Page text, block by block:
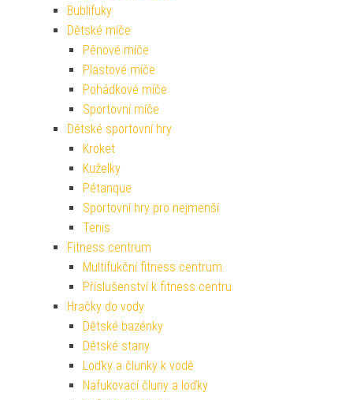
Bublifuky
Dětské míče
Pěnové míče
Plastové míče
Pohádkové míče
Sportovní míče
Dětské sportovní hry
Kroket
Kuželky
Pétanque
Sportovní hry pro nejmenší
Tenis
Fitness centrum
Multifukční fitness centrum
Příslušenství k fitness centru
Hračky do vody
Dětské bazénky
Dětské stany
Loďky a člunky k vodě
Nafukovací čluny a loďky